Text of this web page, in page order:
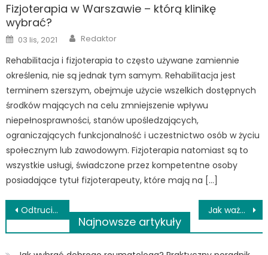
Fizjoterapia w Warszawie – którą klinikę
wybrać?
Posted
on
03 lis, 2021 Author
Redaktor
Rehabilitacja i fizjoterapia to często używane zamiennie
określenia, nie są jednak tym samym. Rehabilitacja jest
terminem szerszym, obejmuje użycie wszelkich dostępnych
środków mających na celu zmniejszenie wpływu
niepełnosprawności, stanów upośledzających,
ograniczających funkcjonalność i uczestnictwo osób w życiu
społecznym lub zawodowym. Fizjoterapia natomiast są to
wszystkie usługi, świadczone przez kompetentne osoby
posiadające tytuł fizjoterapeuty, które mają na […]
Nawigacja
wpisu
Odtrucie poalkoholowe na telefon – czy jest skuteczne? Jak ważny w profilaktyce naszego zdrowia jest holter ciśnieniowy?
Najnowsze artykuły